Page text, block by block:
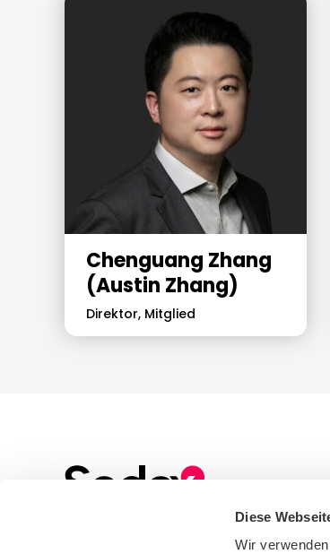
Diese
Wir
Chenguang Zhang
(Austin Zhang)
Direktor, Mitglied
Sign up to our Newsletter